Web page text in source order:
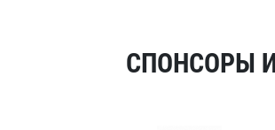
СПОНСОРЫ